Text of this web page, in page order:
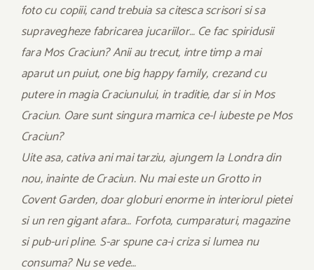
foto cu copiii, cand trebuia sa citesca scrisori si sa
supravegheze fabricarea jucariilor… Ce fac spiridusii
fara Mos Craciun? Anii au trecut, intre timp a mai
aparut un puiut, one big happy family, crezand cu
putere in magia Craciunului, in traditie, dar si in Mos
Craciun. Oare sunt singura mamica ce-l iubeste pe Mos
Craciun?
Uite asa, cativa ani mai tarziu, ajungem la Londra din
nou, inainte de Craciun. Nu mai este un Grotto in
Covent Garden, doar globuri enorme in interiorul pietei
si un ren gigant afara… Forfota, cumparaturi, magazine
si pub-uri pline. S-ar spune ca-i criza si lumea nu
consuma? Nu se vede…